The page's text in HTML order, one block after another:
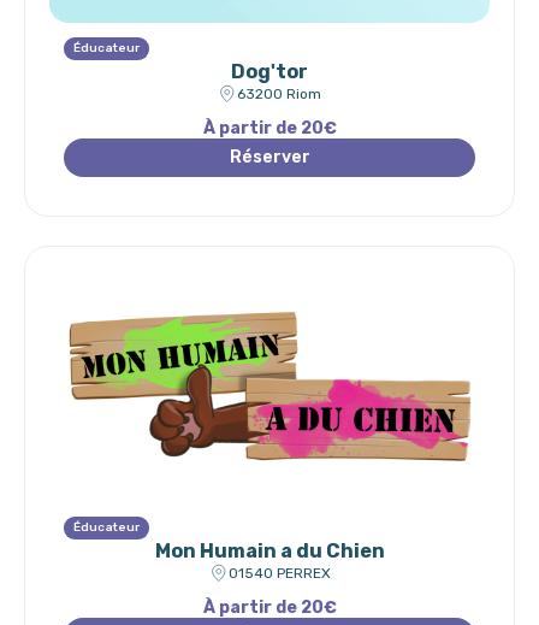
Éducateur
Dog'tor
63200 Riom
À partir de 20€
Réserver
Éducateur
Mon Humain a du Chien
01540 PERREX
À partir de 20€